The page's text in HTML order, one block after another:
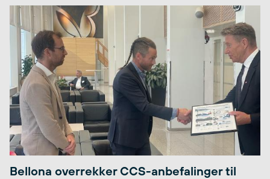
Bellona overrekker CCS-anbefalinger til